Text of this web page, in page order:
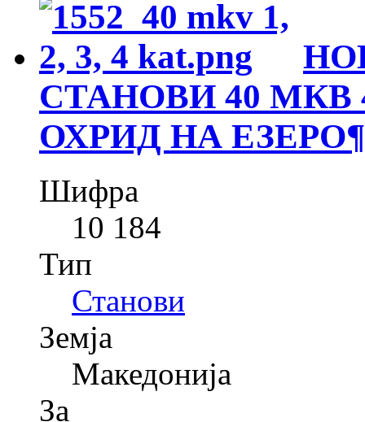
СТАНОВИ 40
ОХРИД НА ЕЗЕРО¶
Шифра
10 184
Тип
Станови
Земја
Македонија
За